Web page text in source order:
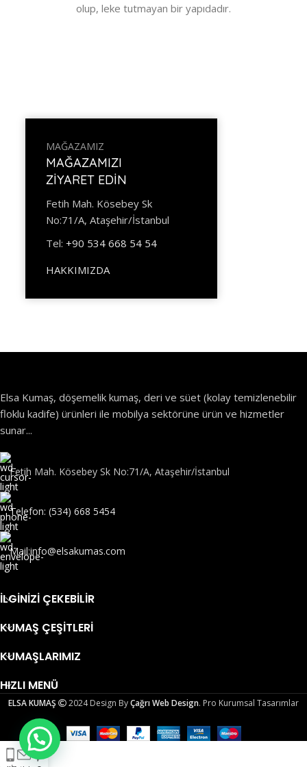
olup, leke tutmayan bir yapıdadır.
MAĞAZAMIZ
MAĞAZAMIZI
ZİYARET EDİN
Fetih Mah. Kösebey Sk
No:71/A, Ataşehir/İstanbul
Tel:+90 534 668 54 54
HAKKIMIZDA
Elsa Kumaş, döşemelik kumaş, deri ve süet (kolay temizlenebilir
floklu kadife) ürünleri ile mobilya sektörüne ürün ve hizmetler
sunar...
Fetih Mah. Kösebey Sk No:71/A, Ataşehir/İstanbul
Telefon: (534) 668 5454
Mail:info@elsakumas.com
İLGINIZI ÇEKEBILIR
KUMAŞ ÇEŞITLERI
KUMAŞLARIMIZ
HIZLI MENÜ
ELSA KUMAŞ 2024 Design ByÇağrı Web Design. Pro Kurumsal Tasarımlar